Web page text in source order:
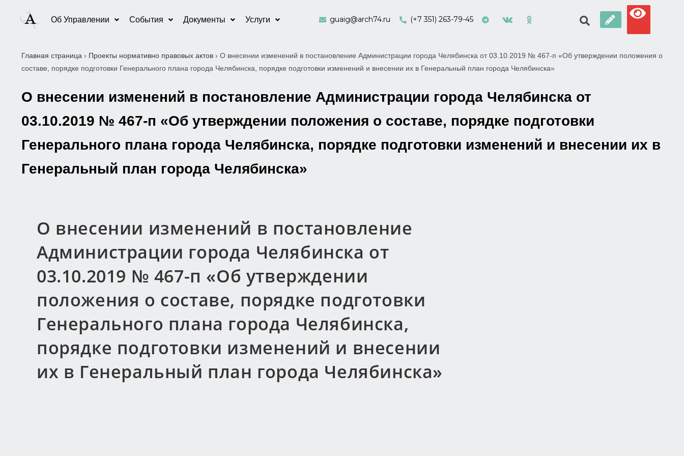
Об Управлении События Документы Услуги guaig@arch74.ru (+7 351) 263-79-45
Главная страница › Проекты нормативно правовых актов › О внесении изменений в постановление Администрации города Челябинска от 03.10.2019 № 467-п «Об утверждении положения о
составе, порядке подготовки Генерального плана города Челябинска, порядке подготовки изменений и внесении их в Генеральный план города Челябинска»
О внесении изменений в постановление Администрации города Челябинска от
03.10.2019 № 467-п «Об утверждении положения о составе, порядке подготовки
Генерального плана города Челябинска, порядке подготовки изменений и внесении их в
Генеральный план города Челябинска»
О внесении изменений в постановление
Администрации города Челябинска от
03.10.2019 № 467-п «Об утверждении
положения о составе, порядке подготовки
Генерального плана города Челябинска,
порядке подготовки изменений и внесении
их в Генеральный план города Челябинска»